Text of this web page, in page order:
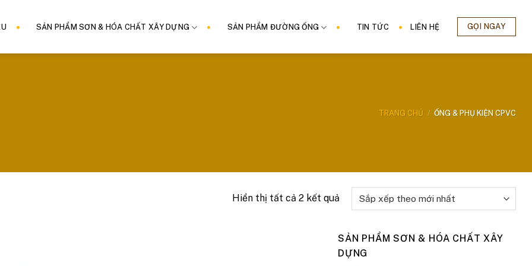
SẢN PHẨM SƠN & HÓA CHẤT XÂY DỰNG SẢN PHẨM ĐƯỜNG ỐNG TIN TỨC LIÊN HỆ GỌI NGAY
TRANG CHỦ / ỐNG & PHỤ KIỆN CPVC
Hiển thị tất cả 2 kết quảĐã
sắp
theo
mới
SẢN PHẨM SƠN & HÓA CHẤT XÂY
DỰNG